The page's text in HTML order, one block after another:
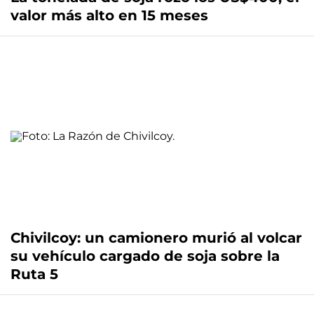
valor más alto en 15 meses
Chivilcoy: un camionero murió al volcar
su vehículo cargado de soja sobre la
Ruta 5